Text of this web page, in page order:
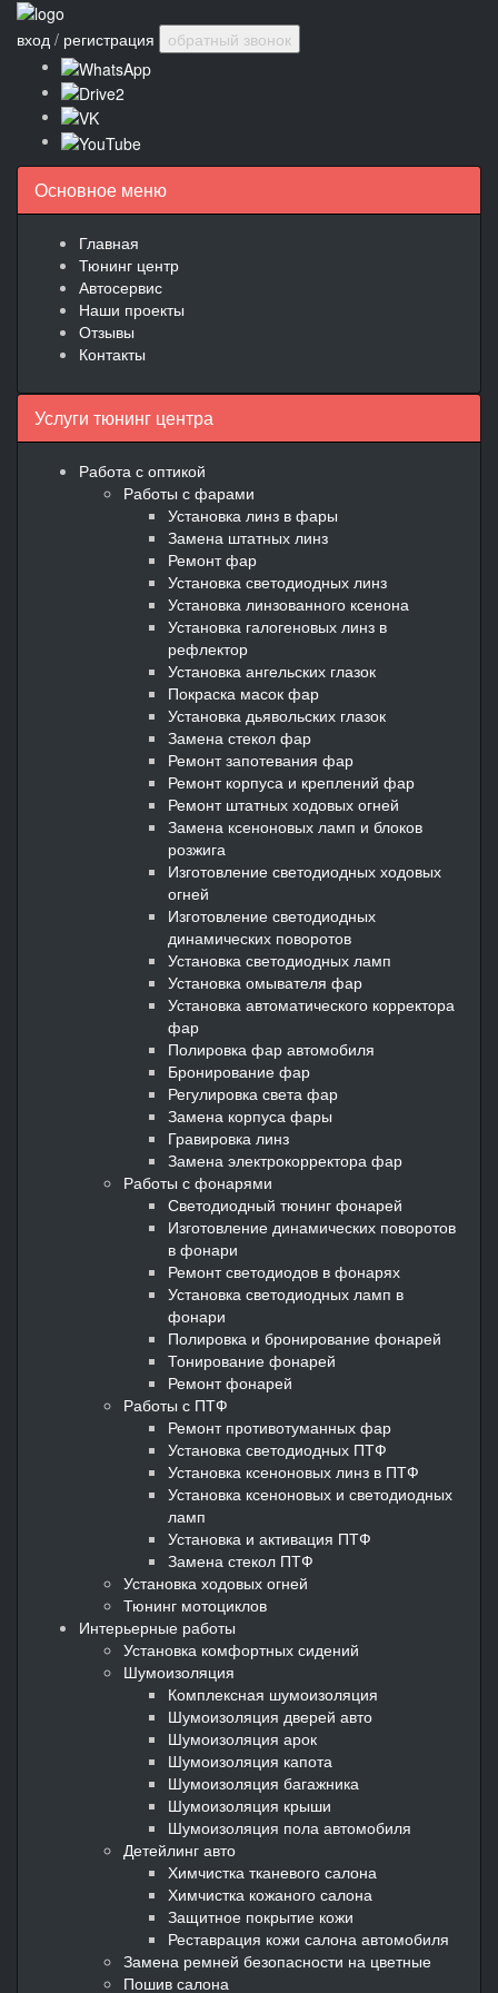
вход / регистрация обратный звонок
Основное меню
Главная
Тюнинг центр
Автосервис
Наши проекты
Отзывы
Контакты
Услуги тюнинг центра
Работа с оптикой
Работы с фарами
Установка линз в фары
Замена штатных линз
Ремонт фар
Установка светодиодных линз
Установка линзованного ксенона
Установка галогеновых линз в
рефлектор
Установка ангельских глазок
Покраска масок фар
Установка дьявольских глазок
Замена стекол фар
Ремонт запотевания фар
Ремонт корпуса и креплений фар
Ремонт штатных ходовых огней
Замена ксеноновых ламп и блоков
розжига
Изготовление светодиодных ходовых
огней
Изготовление светодиодных
динамических поворотов
Установка светодиодных ламп
Установка омывателя фар
Установка автоматического корректора
фар
Полировка фар автомобиля
Бронирование фар
Регулировка света фар
Замена корпуса фары
Гравировка линз
Замена электрокорректора фар
Работы с фонарями
Светодиодный тюнинг фонарей
Изготовление динамических поворотов
в фонари
Ремонт светодиодов в фонарях
Установка светодиодных ламп в
фонари
Полировка и бронирование фонарей
Тонирование фонарей
Ремонт фонарей
Работы с ПТФ
Ремонт противотуманных фар
Установка светодиодных ПТФ
Установка ксеноновых линз в ПТФ
Установка ксеноновых и светодиодных
ламп
Установка и активация ПТФ
Замена стекол ПТФ
Установка ходовых огней
Тюнинг мотоциклов
Интерьерные работы
Установка комфортных сидений
Шумоизоляция
Комплексная шумоизоляция
Шумоизоляция дверей авто
Шумоизоляция арок
Шумоизоляция капота
Шумоизоляция багажника
Шумоизоляция крыши
Шумоизоляция пола автомобиля
Детейлинг авто
Химчистка тканевого салона
Химчистка кожаного салона
Защитное покрытие кожи
Реставрация кожи салона автомобиля
Замена ремней безопасности на цветные
Пошив салона